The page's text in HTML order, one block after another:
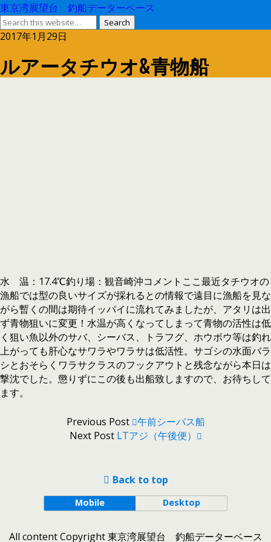
東京湾展望台 釣船データーベース
2017年1月29日
ルアータチウオ&青物船
水 温：17.4℃釣り場：観音崎沖コメントここ最近タチウオの
漁船では型の良いサイズが採れるとの情報で遠目に漁船を見な
がら暫くの間は期待イッパイに流れてみましたが、アタリは出
ず青物狙いに変更！水温が高くなってしまって青物の活性は低
く狙い魚以外のサバ、シーバス、トラフグ、ホウボウ等は釣れ
上がっても肝心なサワラやワラサは低活性。サゴシの水面バラ
シとおそらくワラサクラスのフックアウトと残念ながら本日は
撃沈でした。懲りずにこの後も出船致しますので、お待ちして
ます。
Previous Post 午前シーバス船
Next Post LTアジ（午後便）
Back to top
Mobile Desktop
All content Copyright 東京湾展望台 釣船データーベース